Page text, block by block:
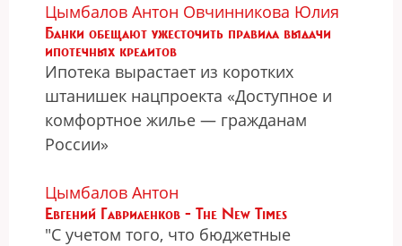
Цымбалов Антон Овчинникова Юлия
Банки обещают ужесточить правила выдачи
ипотечных кредитов
Ипотека вырастает из коротких
штанишек нацпроекта «Доступное и
комфортное жилье — гражданам
России»
Цымбалов Антон
Евгений Гавриленков - The New Times
"С учетом того, что бюджетные